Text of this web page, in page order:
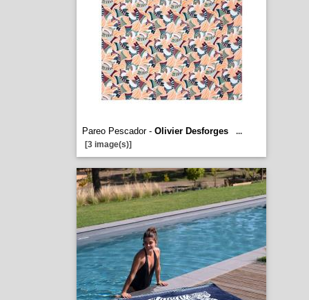
Pareo Pescador - Olivier Desforges
...
[3 image(s)]